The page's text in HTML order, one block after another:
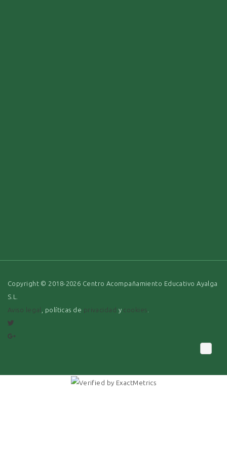
Copyright © 2018-2026 Centro Acompañamiento Educativo Ayalga
S.L.
Aviso legal
, políticas de privacidad y cookies